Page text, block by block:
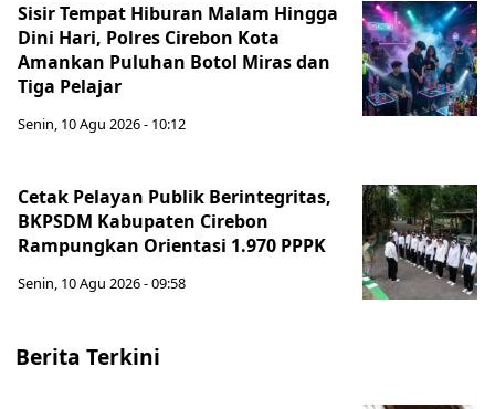
Sisir Tempat Hiburan Malam Hingga
Dini Hari, Polres Cirebon Kota
Amankan Puluhan Botol Miras dan
Tiga Pelajar
Senin, 10 Agu 2026 - 10:12
Cetak Pelayan Publik Berintegritas,
BKPSDM Kabupaten Cirebon
Rampungkan Orientasi 1.970 PPPK
Senin, 10 Agu 2026 - 09:58
Berita Terkini